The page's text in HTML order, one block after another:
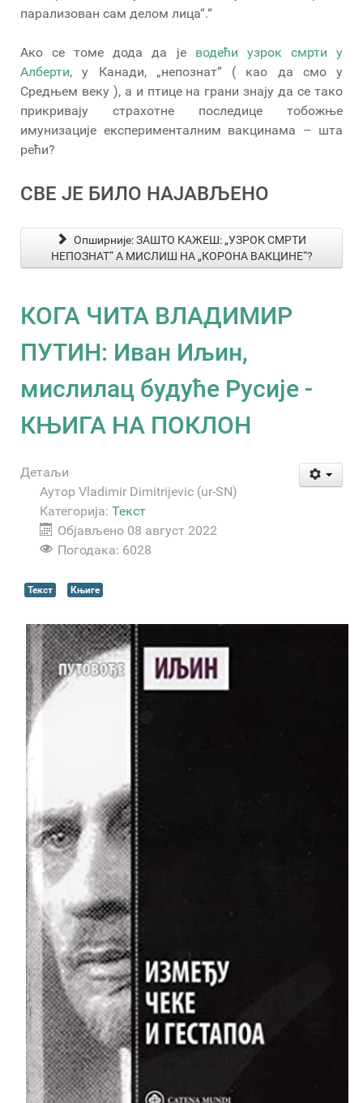
парализован сам делом лица“.“
Ако се томе дода да је водећи узрок смрти у
Алберти, у Канади, „непознат“ ( као да смо у
Средњем веку ), а и птице на грани знају да се тако
прикривају страхотне последице тобожње
имунизације експерименталним вакцинама – шта
рећи?
СВЕ ЈЕ БИЛО НАЈАВЉЕНО
Опширније: ЗАШТО КАЖЕШ: „УЗРОК СМРТИ
НЕПОЗНАТ“ А МИСЛИШ НА „КОРОНА ВАКЦИНЕ“?
КОГА ЧИТА ВЛАДИМИР
ПУТИН: Иван Иљин,
мислилац будуће Русије -
КЊИГА НА ПОКЛОН
Детаљи
Аутор Vladimir Dimitrijevic (ur-SN)
Категорија: Текст
Објављено 08 август 2022
Погодака: 6028
Текст Књиге